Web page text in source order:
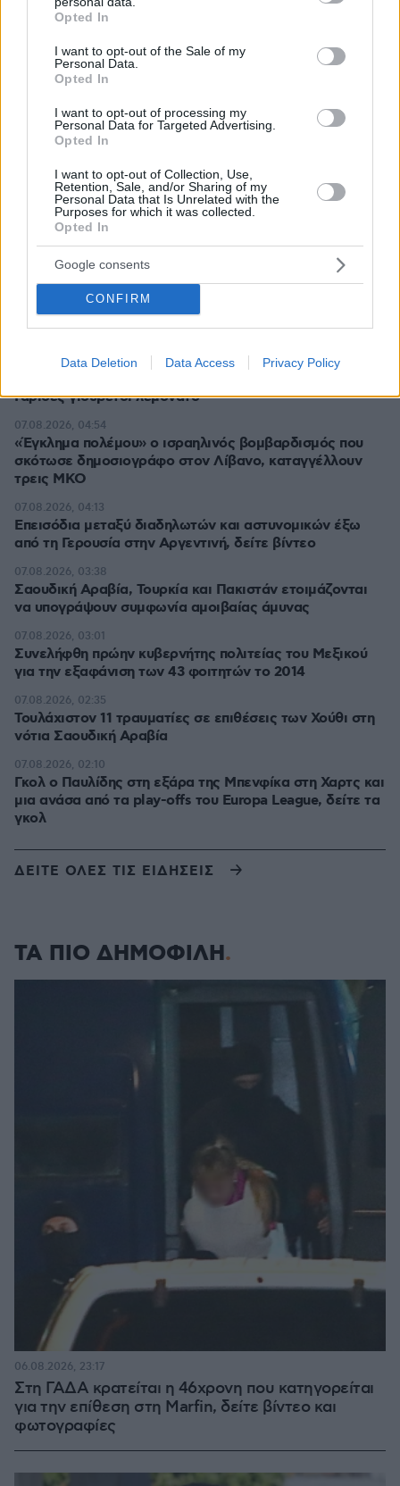
grant or deny consent to Google and its third-party tags to
use your data for below specified purposes in below Google
consent section.
Opted In
I want to opt-out of the Sale of my
Personal Data.
Opted In
I want to opt-out of processing my
Personal Data for Targeted Advertising.
Opted In
I want to opt-out of Collection, Use,
Retention, Sale, and/or Sharing of my
Personal Data that Is Unrelated with the
Purposes for which it was collected.
Opted In
Google consents
CONFIRM
Data Deletion Data Access Privacy Policy
ΡΟΗ ΕΙΔΗΣΕΩΝ
Ειδήσεις
Το μενού της ημέρας – Τι τρώμε σήμερα Παρασκευή
(7/8/2026)
πριν 12 λεπτά
Τουλάχιστον 58 νεκροί στην Υεμένη και 11 τραυματίες
στη Σαουδική Αραβία σε επιθέσεις των Χούθι
πριν 15 λεπτά
Πέθανε σε ηλικία 26 ετών η influencer Σίντνεϊ Τάουλ
πριν 30 λεπτά
Γαρίδες γιουβέτσι λεμονάτο
«Έγκλημα πολέμου» ο ισραηλινός βομβαρδισμός που
σκότωσε δημοσιογράφο στον Λίβανο, καταγγέλλουν
τρεις ΜΚΟ
07.08.2026, 04:54
Επεισόδια μεταξύ διαδηλωτών και αστυνομικών έξω
από τη Γερουσία στην Αργεντινή, δείτε βίντεο
07.08.2026, 04:13
Σαουδική Αραβία, Τουρκία και Πακιστάν ετοιμάζονται
να υπογράψουν συμφωνία αμοιβαίας άμυνας
07.08.2026, 03:38
Συνελήφθη πρώην κυβερνήτης πολιτείας του Μεξικού
για την εξαφάνιση των 43 φοιτητών το 2014
07.08.2026, 03:01
Τουλάχιστον 11 τραυματίες σε επιθέσεις των Χούθι στη
νότια Σαουδική Αραβία
07.08.2026, 02:35
Γκολ ο Παυλίδης στη εξάρα της Μπενφίκα στη Χαρτς και
μια ανάσα από τα play-offs του Europa League, δείτε τα
γκολ
07.08.2026, 02:10
ΔΕΙΤΕ ΟΛΕΣ ΤΙΣ ΕΙΔΗΣΕΙΣ
ΤΑ ΠΙΟ ΔΗΜΟΦΙΛΗ
Στη ΓΑΔΑ κρατείται η 46χρονη που κατηγορείται
για την επίθεση στη Marfin, δείτε βίντεο και
φωτογραφίες
06.08.2026, 23:17